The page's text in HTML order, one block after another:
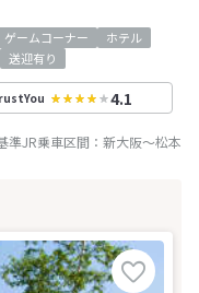
ゲームコーナー
ホテル
送迎有り
4.1
準JR乗車区間： 新大阪～松本